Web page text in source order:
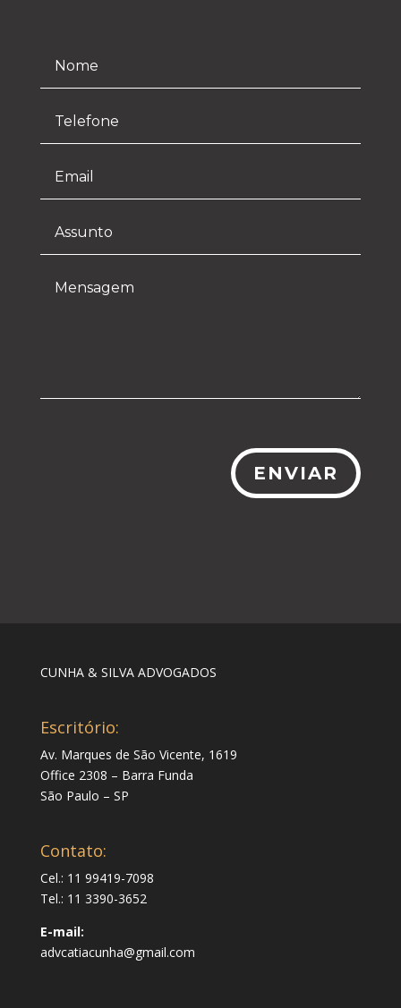
ENVIAR
CUNHA & SILVA ADVOGADOS
Escritório:
Av. Marques de São Vicente, 1619
Office 2308 – Barra Funda
São Paulo – SP
Contato:
Cel.: 11 99419-7098
Tel.: 11 3390-3652
E-mail:
advcatiacunha@gmail.com